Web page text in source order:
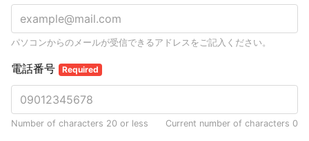
パソコンからのメールが受信できるアドレスをご記入ください。
電話番号 Required
Number of characters 20 or less Current number of characters 0